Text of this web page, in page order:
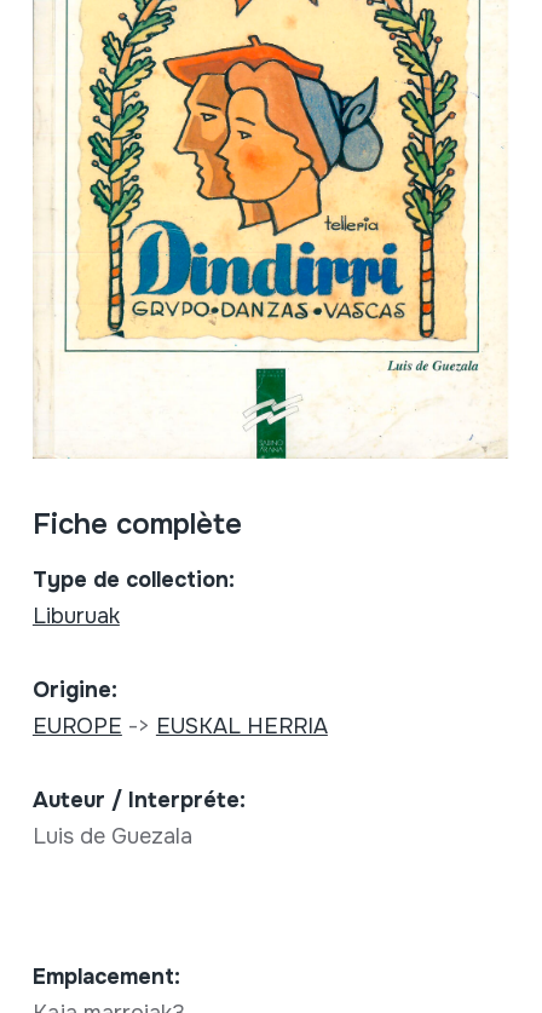
Fiche complète
Type de collection:
Liburuak
Origine:
EUROPE -> EUSKAL HERRIA
Auteur / Interpréte:
Luis de Guezala
Emplacement: